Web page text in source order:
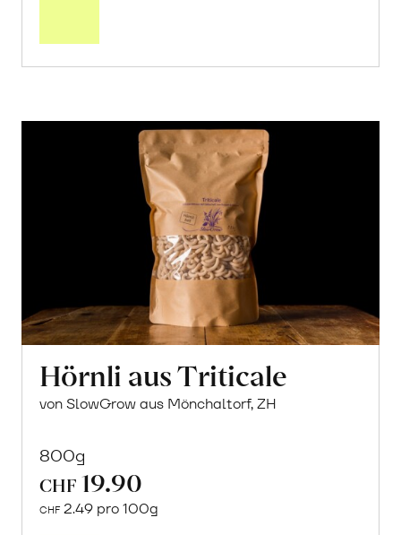
Hörnli aus Triticale
von SlowGrow aus Mönchaltorf, ZH
800g
CHF 19.90
CHF 2.49 pro 100g